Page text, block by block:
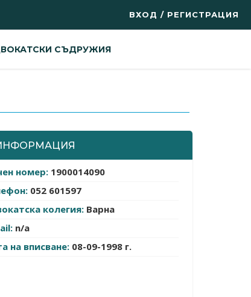
ВХОД / РЕГИСТРАЦИЯ
СЪДРУЖИЯ
номер: 1900014090
052 601597
колегия: Варна
n/a
на вписване: 08-09-1998 г.